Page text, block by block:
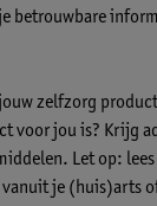
betrouwbare
zelfzorg
jou is? Krijg
Let op:
je (huis)arts